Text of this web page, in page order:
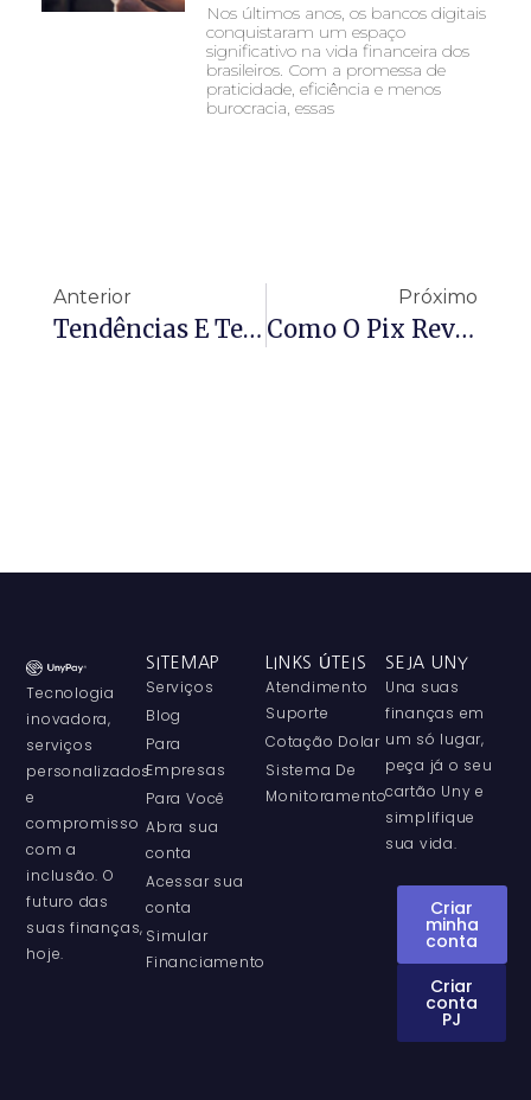
Nos últimos anos, os bancos digitais
conquistaram um espaço
significativo na vida financeira dos
brasileiros. Com a promessa de
praticidade, eficiência e menos
burocracia, essas
Anterior
Tendências E Tecnologia Financeira: Tendências De Pagamentos Digitais Para 2025
Próximo
Como O Pix Revolucionou As Transações Financeiras No Brasil
Tecnologia
inovadora,
serviços
personalizados
e
compromisso
com a
inclusão. O
futuro das
suas finanças,
hoje.
SITEMAP
Serviços
Blog
Para
Empresas
Para Você
Abra sua
conta
Acessar sua
conta
Simular
Financiamento
LINKS ÚTEIS
Atendimento
Suporte
Cotação Dolar
Sistema De
Monitoramento
SEJA UNY
Una suas
finanças em
um só lugar,
peça já o seu
cartão Uny e
simplifique
sua vida.
Criar
minha
conta
Criar
conta
PJ